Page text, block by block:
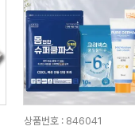
상품번호 : 846041